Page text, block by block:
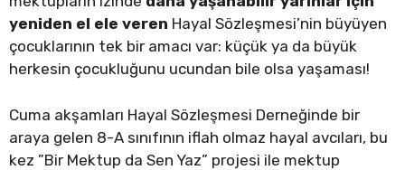
yeniden el ele veren Hayal Sözleşmesi’nin büyüyen
çocuklarının tek bir amacı var: küçük ya da büyük
herkesin çocukluğunu ucundan bile olsa yaşaması!
Cuma akşamları Hayal Sözleşmesi Derneğinde bir
araya gelen 8-A sınıfının iflah olmaz hayal avcıları, bu
kez ”Bir Mektup da Sen Yaz” projesi ile mektup